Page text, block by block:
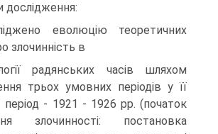
дослідження:
еволюцію теоретичних
злочинність в
радянських часів шляхом
трьох умовних періодів у її
період - 1921 - 1926 рр. (початок
злочинності: постановка